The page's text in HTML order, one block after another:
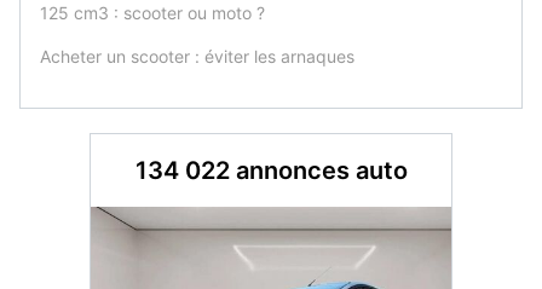
125 cm3 : scooter ou moto ?
Acheter un scooter : éviter les arnaques
134 022 annonces auto